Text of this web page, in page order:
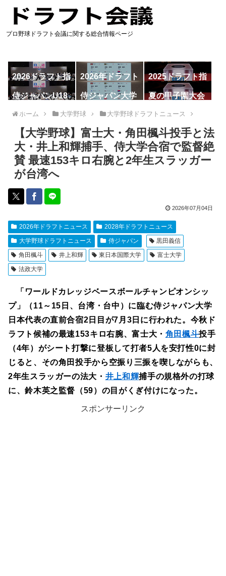
プロ野球ドラフト会議に関する総合情報ページ
2026ドラフト指
名予想
2026年ドラフト
候補
2025ドラフト指
名一覧
侍ジャパンU18
代表
侍ジャパン大学
代表
夏の甲子園大会
ホーム 大学野球 大学野球ドラフトニュース
【大学野球】富士大・角田楓斗投手と法
大・井上和輝捕手、侍大学合宿で監督絶
賛 最速153キロ右腕と2年生スラッガー
が台湾へ
2026年07月04日
2026年ドラフトニュース
2028年ドラフトニュース
大学野球ドラフトニュース
侍ジャパン
黒田義信
角田楓斗
井上和輝 東日本国際大学
富士大学
法政大学
「ワールドカレッジベースボールチャンピオンシッ
プ」（11～15日、台湾・台中）に臨む侍ジャパン大学
日本代表の直前合宿2日目が7月3日に行われた。今秋ド
ラフト候補の最速153キロ右腕、富士大・ 角田楓斗投手
（4年）がシート打撃に登板して打者5人を安打性0に封
じると、その角田投手から空振り三振を喫しながらも、
2年生スラッガーの法大・ 井上和輝捕手の規格外の打球
に、鈴木英之監督（59）の目がくぎ付けになった。
スポンサーリンク